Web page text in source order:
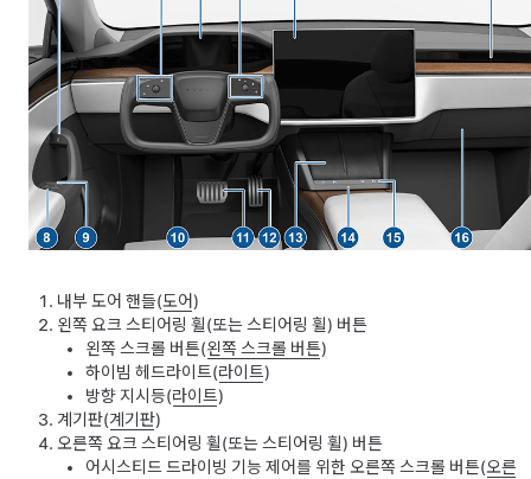
내부 도어 핸들(도어)
왼쪽요크 스티어링 휠(또는 스티어링 휠) 버튼
왼쪽 스크롤 버튼(왼쪽 스크롤 버튼)
하이빔 헤드라이트(라이트)
방향 지시등(라이트)
계기판(계기판)
오른쪽요크 스티어링 휠(또는 스티어링 휠) 버튼
어시스티드 드라이빙 기능 제어를 위한 오른쪽 스크롤 버튼(오른